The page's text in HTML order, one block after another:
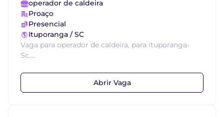
operador de caldeira
Proaço
Presencial
Ituporanga / SC
Vaga para operador de caldeira, para ituporanga-
Sc....
Abrir Vaga